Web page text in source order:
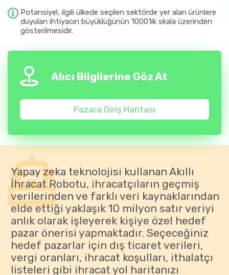
Potansiyel, ilgili ülkede seçilen sektörde yer alan ürünlere
duyulan ihtiyacın büyüklüğünün 1000’lik skala üzerinden
gösterilmesidir.
Alıcı Bilgilerine Göz At
Pazara Giriş Haritası
Yapay zeka teknolojisi kullanan Akıllı
İhracat Robotu, ihracatçıların geçmiş
verilerinden ve farklı veri kaynaklarından
elde ettiği yaklaşık 10 milyon satır veriyi
anlık olarak işleyerek kişiye özel hedef
pazar önerisi yapmaktadır. Seçeceğiniz
hedef pazarlar için dış ticaret verileri,
vergi oranları, ihracat koşulları, ithalatçı
listeleri gibi ihracat yol haritanızı